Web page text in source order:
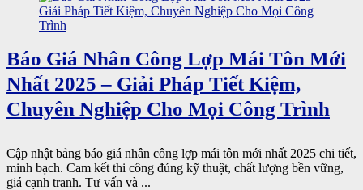
Báo Giá Nhân Công Lợp Mái Tôn Mới
Nhất 2025 – Giải Pháp Tiết Kiệm,
Chuyên Nghiệp Cho Mọi Công Trình
Cập nhật bảng báo giá nhân công lợp mái tôn mới nhất 2025 chi tiết,
minh bạch. Cam kết thi công đúng kỹ thuật, chất lượng bền vững,
giá cạnh tranh. Tư vấn và ...